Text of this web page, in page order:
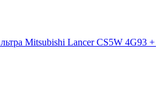
Mitsubishi Lancer CS5W 4G93